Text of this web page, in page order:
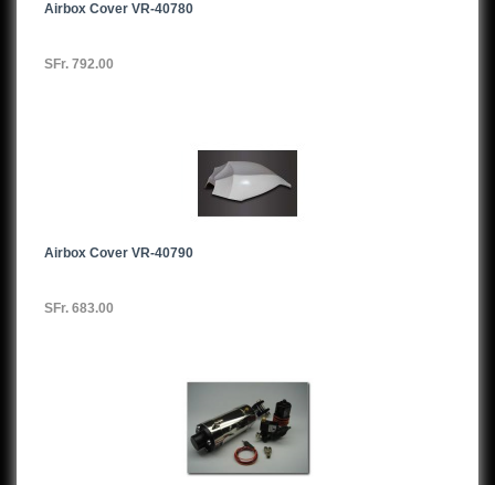
Airbox Cover VR-40780
SFr. 792.00
Airbox Cover VR-40790
SFr. 683.00